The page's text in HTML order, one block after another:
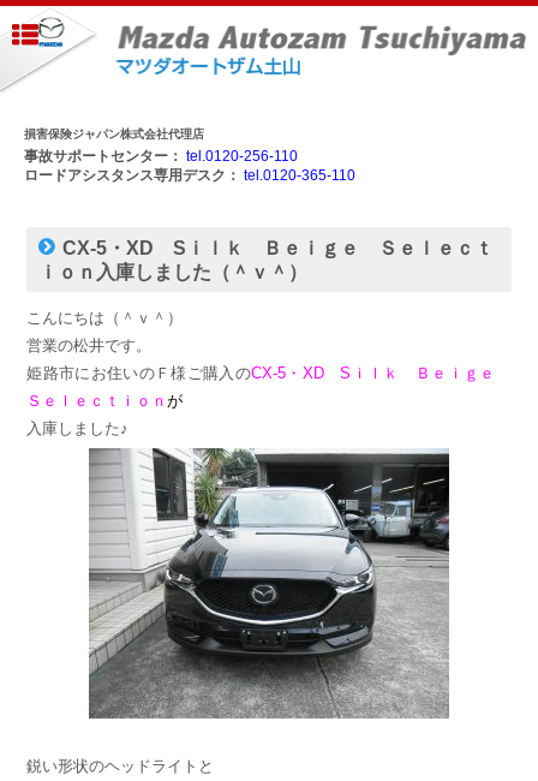
損害保険ジャパン株式会社代理店
事故サポートセンター： tel.0120-256-110
ロードアシスタンス専用デスク： tel.0120-365-110
CX-5・XD Sｉｌｋ Ｂｅｉｇｅ Ｓｅｌｅｃｔ
ｉｏｎ入庫しました（＾ｖ＾）
こんにちは（＾ｖ＾）
営業の松井です。
姫路市にお住いのＦ様ご購入のCX-5・XD Sｉｌｋ Ｂｅｉｇｅ
Ｓｅｌｅｃｔｉｏｎが
入庫しました♪
鋭い形状のヘッドライトと